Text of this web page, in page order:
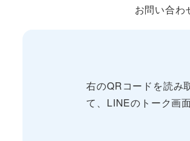
お問い合わ
右のQRコードを読み
て、LINEのトーク画